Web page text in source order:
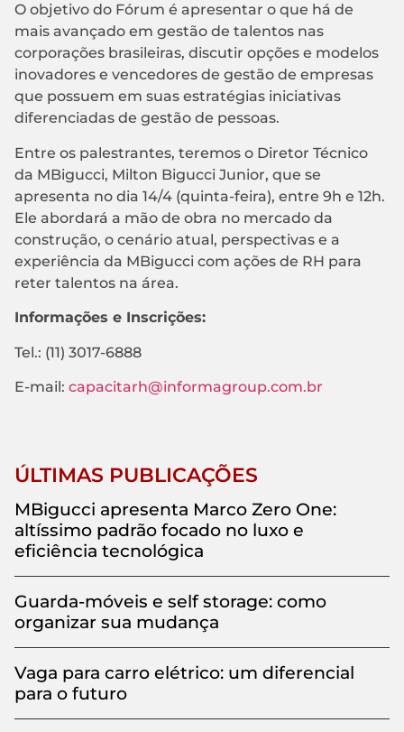
O objetivo do Fórum é apresentar o que há de
mais avançado em gestão de talentos nas
corporações brasileiras, discutir opções e modelos
inovadores e vencedores de gestão de empresas
que possuem em suas estratégias iniciativas
diferenciadas de gestão de pessoas.
Entre os palestrantes, teremos o Diretor Técnico
da MBigucci, Milton Bigucci Junior, que se
apresenta no dia 14/4 (quinta-feira), entre 9h e 12h.
Ele abordará a mão de obra no mercado da
construção, o cenário atual, perspectivas e a
experiência da MBigucci com ações de RH para
reter talentos na área.
Informações e Inscrições:
Tel.: (11) 3017-6888
E-mail: capacitarh@informagroup.com.br
ÚLTIMAS PUBLICAÇÕES
MBigucci apresenta Marco Zero One:
altíssimo padrão focado no luxo e
eficiência tecnológica
Guarda-móveis e self storage: como
organizar sua mudança
Vaga para carro elétrico: um diferencial
para o futuro